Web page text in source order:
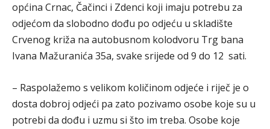
općina Crnac, Čačinci i Zdenci koji imaju potrebu za
odjećom da slobodno dođu po odjeću u skladište
Crvenog križa na autobusnom kolodvoru Trg bana
Ivana Mažuranića 35a, svake srijede od 9 do 12 sati.
– Raspolažemo s velikom količinom odjeće i riječ je o
dosta dobroj odjeći pa zato pozivamo osobe koje su u
potrebi da dođu i uzmu si što im treba. Osobe koje